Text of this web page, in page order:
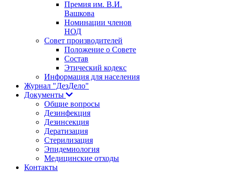
Премия им. В.И.
Вашкова
Номинации членов
НОД
Совет производителей
Положение о Совете
Состав
Этический кодекс
Информация для населения
Журнал "ДезДело"
Документы
Общие вопросы
Дезинфекция
Дезинсекция
Дератизация
Стерилизация
Эпидемиология
Медицинские отходы
Контакты